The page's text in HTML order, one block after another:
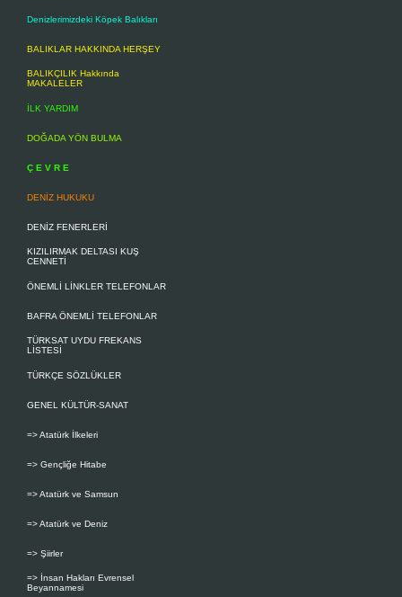
Denizlerimizdeki Köpek Balıkları
BALIKLAR HAKKINDA HERŞEY
BALIKÇILIK Hakkında
MAKALELER
İLK YARDIM
DOĞADA YÖN BULMA
Ç E V R E
DENİZ HUKUKU
DENİZ FENERLERİ
KIZILIRMAK DELTASI KUŞ
CENNETİ
ÖNEMLİ LİNKLER TELEFONLAR
BAFRA ÖNEMLİ TELEFONLAR
TÜRKSAT UYDU FREKANS
LİSTESİ
TÜRKÇE SÖZLÜKLER
GENEL KÜLTÜR-SANAT
=> Atatürk İlkeleri
=> Gençliğe Hitabe
=> Atatürk ve Samsun
=> Atatürk ve Deniz
=> Şiirler
=> İnsan Hakları Evrensel
Beyannamesi